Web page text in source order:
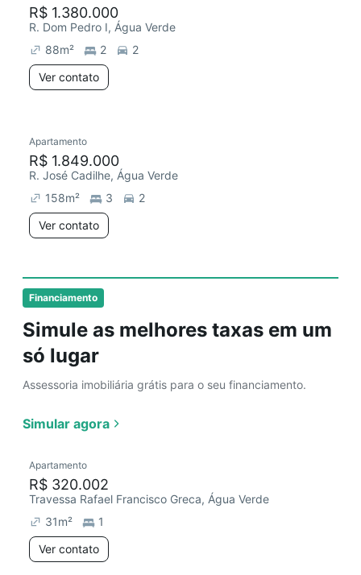
Financiamento
Simule as melhores taxas em um
só lugar
Assessoria imobiliária grátis para o seu financiamento.
Simular agora
R$ 1.380.000
R. Dom Pedro I, Água Verde
88m² 2
2
Ver contato
Apartamento
R$ 1.849.000
R. José Cadilhe, Água Verde
158m² 3
2
Ver contato
Apartamento
R$ 320.002
Travessa Rafael Francisco Greca, Água Verde
31m²
1
Ver contato